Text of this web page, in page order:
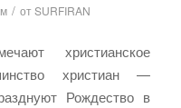
/ отSURFIRAN
христианское
христиан —
Рождество в